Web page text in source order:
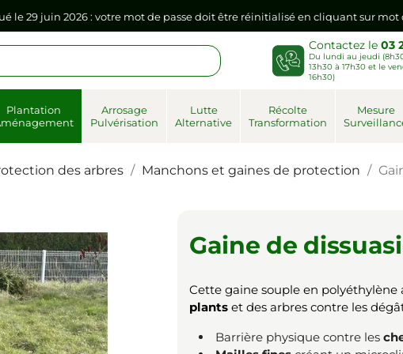
le 29 juin 2026 : votre mot de passe doit être réinitialisé en cliquant sur mot
dans votre navigateur internet, il doit être réenregistré à la première
le 29 juin 2026 : votre mot de passe doit être réinitialisé en cliquant sur
Contactez le03
Du lundi au jeudi
13h30 à 17h30 et le
16h30)
Plantation
Arrosage
Pulvérisation
Lutte
Alternative
Récolte
Transformation
Mesure
des arbres Manchons et gaines de protection
Gaine de
Cette gaine souple en polyéthylène
plants et des arbres contre les
Barrière physique contre les